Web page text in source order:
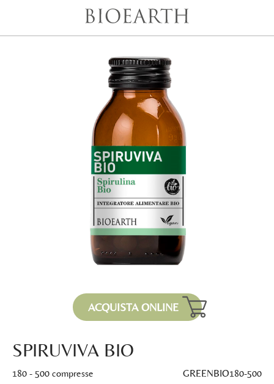
ACQUISTA ONLINE
SPIRUVIVA BIO
180 - 500 compresse GREENBIO180-500